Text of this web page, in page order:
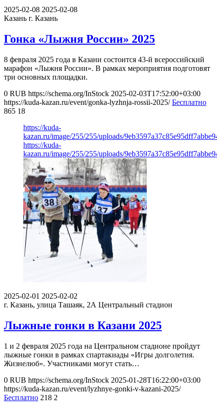
2025-02-08 2025-02-08
Казань г. Казань
Гонка «Лыжня России» 2025
8 февраля 2025 года в Казани состоится 43-й всероссийский
марафон «Лыжня России». В рамках мероприятия подготовят
три основных площадки.
0 RUB https://schema.org/InStock 2025-02-03T17:52:00+03:00
https://kuda-kazan.ru/event/gonka-lyzhnja-rossii-2025/ Бесплатно
865 18
https://kuda-
kazan.ru/image/255/255/uploads/
https://kuda-
kazan.ru/image/255/255/uploads/
2025-02-01 2025-02-02
г. Казань, улица Ташаяк, 2А Центральный стадион
Лыжные гонки в Казани 2025
1 и 2 февраля 2025 года на Центральном стадионе пройдут
лыжные гонки в рамках спартакиады «Игры долголетия.
Жизнелюб». Участниками могут стать…
0 RUB https://schema.org/InStock 2025-01-28T16:22:00+03:00
https://kuda-kazan.ru/event/lyzhnye-gonki-v-kazani-2025/
Бесплатно 218 2